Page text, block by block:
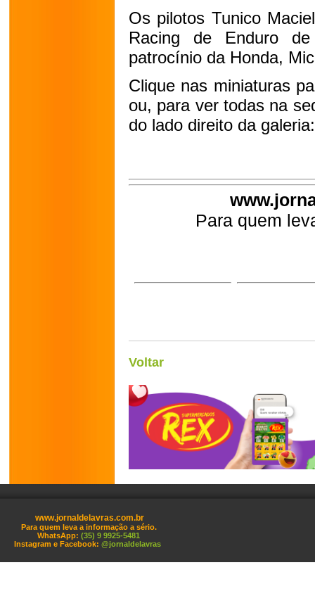
Os pilotos Tunico
Racing de Enduro
patrocínio da Honda,
Clique nas miniaturas
ou, para ver todas na
do lado direito da galeria:
Para quem
Voltar
www.jornaldelavras.com.br
Para quem leva a informação a sério.
WhatsApp: (35) 9 9925-5481
Instagram e Facebook: @jornaldelavras